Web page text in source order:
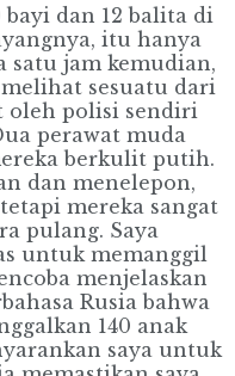
dan 12 balita di
itu hanya
satu jam kemudian,
sesuatu dari
oleh polisi sendiri
perawat muda
berkulit putih.
dan menelepon,
mereka sangat
pulang. Saya
untuk memanggil
menjelaskan
Rusia bahwa
140 anak
saya untuk